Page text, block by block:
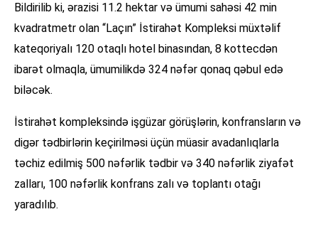
Bildirilib ki, ərazisi 11.2 hektar və ümumi sahəsi 42 min
kvadratmetr olan “Laçın” İstirahət Kompleksi müxtəlif
kateqoriyalı 120 otaqlı hotel binasından, 8 kottecdən
ibarət olmaqla, ümumilikdə 324 nəfər qonaq qəbul edə
biləcək.
İstirahət kompleksində işgüzar görüşlərin, konfransların və
digər tədbirlərin keçirilməsi üçün müasir avadanlıqlarla
təchiz edilmiş 500 nəfərlik tədbir və 340 nəfərlik ziyafət
zalları, 100 nəfərlik konfrans zalı və toplantı otağı
yaradılıb.